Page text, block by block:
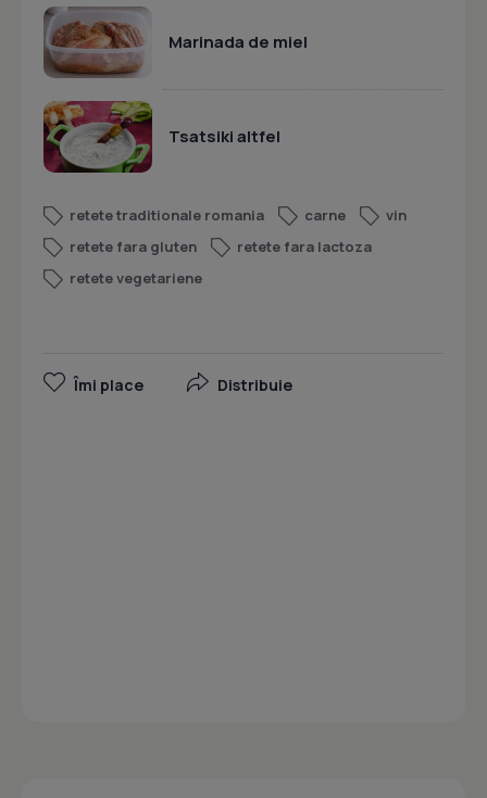
Marinada de miel
Tsatsiki altfel
retete traditionale romania carne
vin
retete fara gluten
retete fara lactoza
retete vegetariene
Îmi place Distribuie